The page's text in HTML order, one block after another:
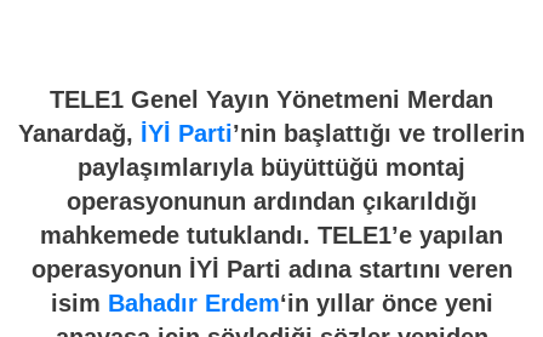
TELE1 Genel Yayın Yönetmeni Merdan
Yanardağ, İYİ Parti’nin başlattığı ve trollerin
paylaşımlarıyla büyüttüğü montaj
operasyonunun ardından çıkarıldığı
mahkemede tutuklandı. TELE1’e yapılan
operasyonun İYİ Parti adına startını veren
isim Bahadır Erdem‘in yıllar önce yeni